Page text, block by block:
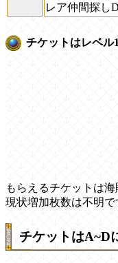
レア仲間探し
チケットはレベル
もらえるチケットは
現状増加枚数は不明で
チケットはA~D